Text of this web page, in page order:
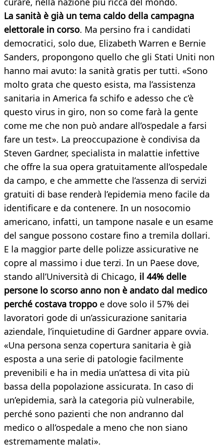
La sanità è già un tema caldo della campagna
elettorale in corso. Ma persino fra i candidati
democratici, solo due, Elizabeth Warren e Bernie
Sanders, propongono quello che gli Stati Uniti non
hanno mai avuto: la sanità gratis per tutti. «Sono
molto grata che questo esista, ma l’assistenza
sanitaria in America fa schifo e adesso che c’è
questo virus in giro, non so come farà la gente
come me che non può andare all’ospedale a farsi
fare un test». La preoccupazione è condivisa da
Steven Gardner, specialista in malattie infettive
che offre la sua opera gratuitamente all’ospedale
da campo, e che ammette che l’assenza di servizi
gratuiti di base renderà l’epidemia meno facile da
identificare e da contenere. In un nosocomio
americano, infatti, un tampone nasale e un esame
del sangue possono costare fino a tremila dollari.
E la maggior parte delle polizze assicurative ne
copre al massimo i due terzi. In un Paese dove,
stando all’Università di Chicago, il 44% delle
persone lo scorso anno non è andato dal medico
perché costava troppo e dove solo il 57% dei
lavoratori gode di un’assicurazione sanitaria
aziendale, l’inquietudine di Gardner appare ovvia.
«Una persona senza copertura sanitaria è già
esposta a una serie di patologie facilmente
prevenibili e ha in media un’attesa di vita più
bassa della popolazione assicurata. In caso di
un’epidemia, sarà la categoria più vulnerabile,
perché sono pazienti che non andranno dal
medico o all’ospedale a meno che non siano
estremamente malati».